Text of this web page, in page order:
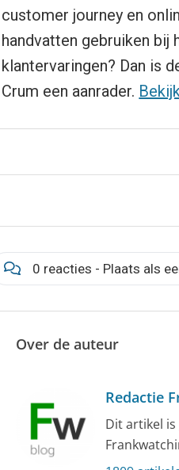
customer journey en
handvatten gebruiken bij
klantervaringen? Dan is
Crum een aanrader.
0 reacties - Plaats als
Over de auteur
Redactie
Dit artikel